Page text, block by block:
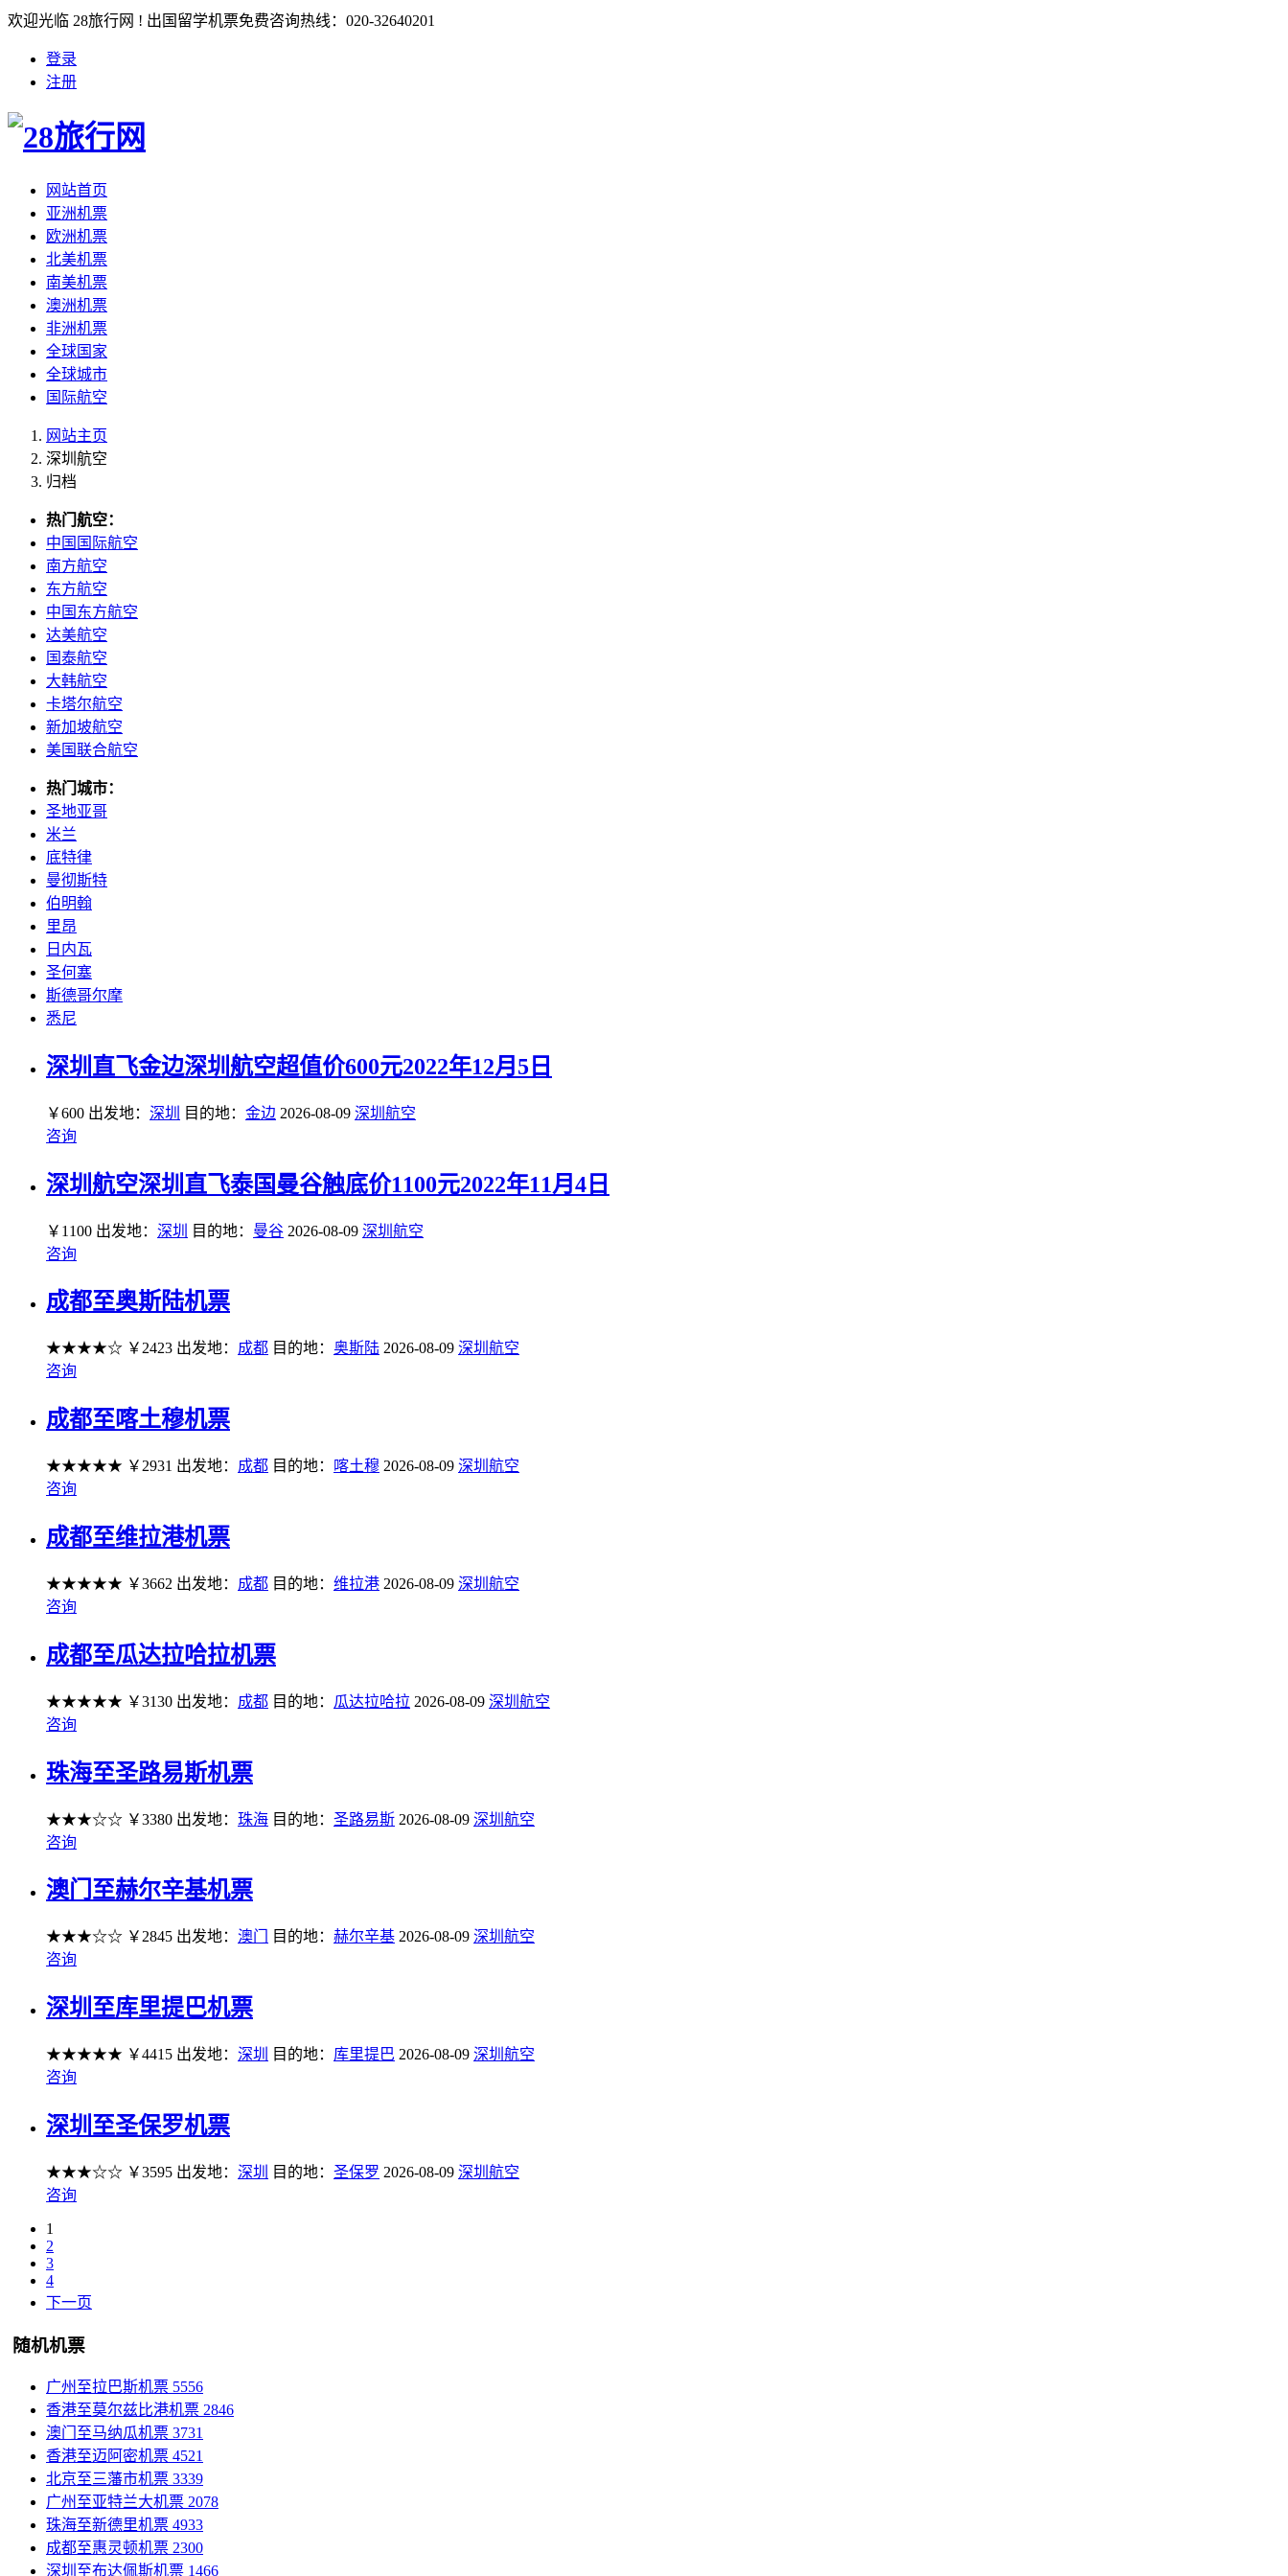
欢迎光临 28旅行网 ! 出国留学机票免费咨询热线：020-32640201
登录
注册
网站首页
亚洲机票
欧洲机票
北美机票
南美机票
澳洲机票
非洲机票
全球国家
全球城市
国际航空
网站主页
深圳航空
归档
热门航空：
中国国际航空
南方航空
东方航空
中国东方航空
达美航空
国泰航空
大韩航空
卡塔尔航空
新加坡航空
美国联合航空
热门城市：
圣地亚哥
米兰
底特律
曼彻斯特
伯明翰
里昂
日内瓦
圣何塞
斯德哥尔摩
悉尼
深圳直飞金边深圳航空超值价600元2022年12月5日
￥600 出发地： 深圳 目的地： 金边 2026-08-09 深圳航空
咨询
深圳航空深圳直飞泰国曼谷触底价1100元2022年11月4日
￥1100 出发地： 深圳 目的地： 曼谷 2026-08-09 深圳航空
咨询
成都至奥斯陆机票
★★★★☆ ￥2423 出发地： 成都 目的地： 奥斯陆 2026-08-09 深圳航空
咨询
成都至喀土穆机票
★★★★★ ￥2931 出发地： 成都 目的地： 喀土穆 2026-08-09 深圳航空
咨询
成都至维拉港机票
★★★★★ ￥3662 出发地： 成都 目的地： 维拉港 2026-08-09 深圳航空
咨询
成都至瓜达拉哈拉机票
★★★★★ ￥3130 出发地： 成都 目的地： 瓜达拉哈拉 2026-08-09 深圳航空
咨询
珠海至圣路易斯机票
★★★☆☆ ￥3380 出发地： 珠海 目的地： 圣路易斯 2026-08-09 深圳航空
咨询
澳门至赫尔辛基机票
★★★☆☆ ￥2845 出发地： 澳门 目的地： 赫尔辛基 2026-08-09 深圳航空
咨询
深圳至库里提巴机票
★★★★★ ￥4415 出发地： 深圳 目的地： 库里提巴 2026-08-09 深圳航空
咨询
深圳至圣保罗机票
★★★☆☆ ￥3595 出发地： 深圳 目的地： 圣保罗 2026-08-09 深圳航空
咨询
1
2
3
4
下一页
随机机票
广州至拉巴斯机票 5556
香港至莫尔兹比港机票 2846
澳门至马纳瓜机票 3731
香港至迈阿密机票 4521
北京至三藩市机票 3339
广州至亚特兰大机票 2078
珠海至新德里机票 4933
成都至惠灵顿机票 2300
深圳至布达佩斯机票 1466